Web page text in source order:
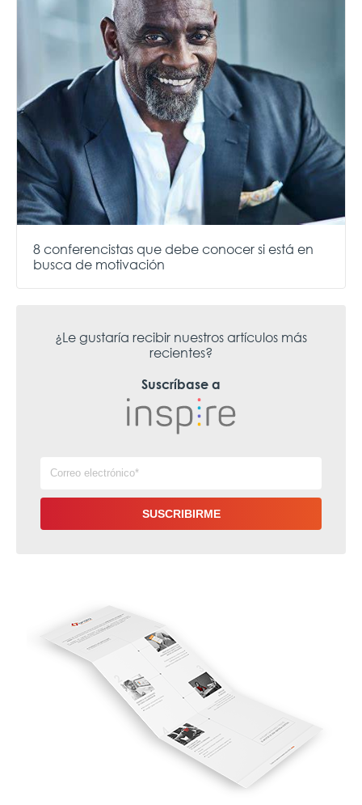
8 conferencistas que debe conocer si está en
busca de motivación
¿Le gustaría recibir nuestros artículos más
recientes?
Suscríbase a